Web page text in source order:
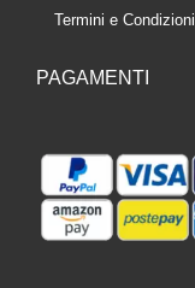
Termini e Condizioni
PAGAMENTI